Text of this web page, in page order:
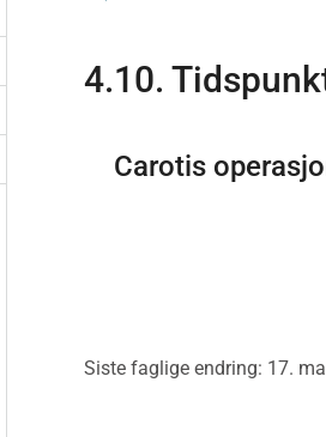
4.10.
Carotis
Siste faglige endring: 17.